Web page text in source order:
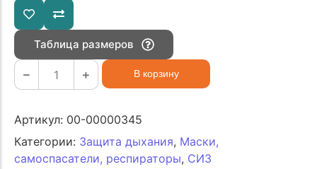
Таблица размеров
В корзину
Артикул: 00-00000345
Категории: Защита дыхания, Маски,
самоспасатели, респираторы, СИЗ